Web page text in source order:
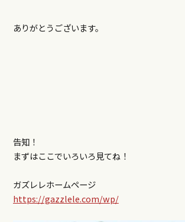
ありがとうございます。
告知！
まずはここでいろいろ見てね！
ガズレレホームページ
https://gazzlele.com/wp/